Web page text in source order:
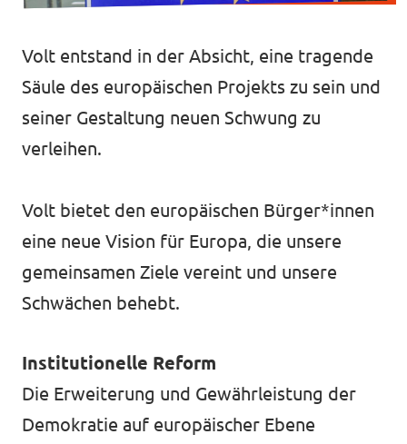
Volt in deinem Bundesland
Volt Deutschland Merchandise Shop
Mache bei uns mit!
Jobs bei Volt RLP
Videos & Reels
Unterstütze Volt
Volt entstand in der Absicht, eine tragende
Säule des europäischen Projekts zu sein und
seiner Gestaltung neuen Schwung zu
verleihen.
Volt bietet den europäischen Bürger*innen
eine neue Vision für Europa, die unsere
gemeinsamen Ziele vereint und unsere
Schwächen behebt.
Institutionelle Reform
Die Erweiterung und Gewährleistung der
Demokratie auf europäischer Ebene